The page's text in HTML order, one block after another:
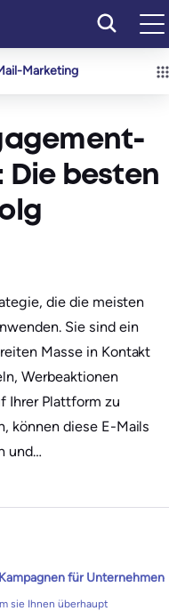
Marketing
Die besten
die die meisten
Sie sind ein
Masse in Kontakt
Werbeaktionen
Ihrer Plattform zu
können diese E-Mails
und…
für Unternehmen
sie Ihnen überhaupt